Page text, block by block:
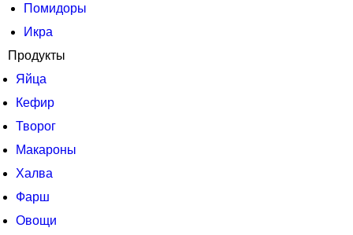
Помидоры
Икра
Продукты
Яйца
Кефир
Творог
Макароны
Халва
Фарш
Овощи